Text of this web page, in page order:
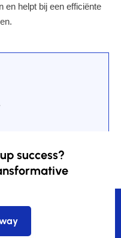
en helpt bij een efficiënte
success?